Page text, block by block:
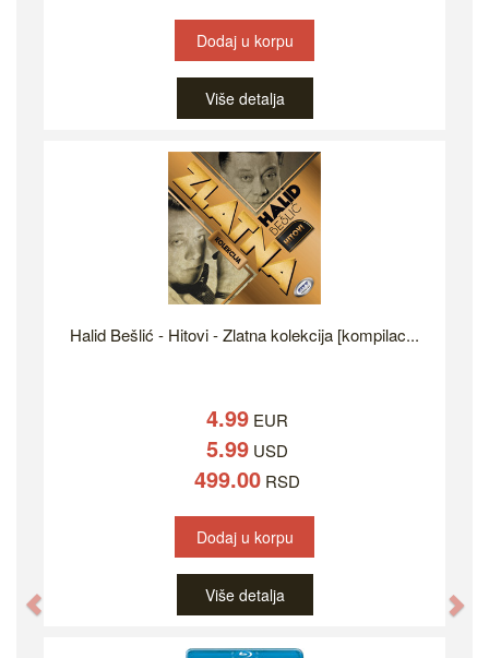
Dodaj u korpu
Više detalja
Halid Bešlić - Hitovi - Zlatna kolekcija [kompilac...
4.99 EUR
5.99 USD
499.00 RSD
Dodaj u korpu
Više detalja